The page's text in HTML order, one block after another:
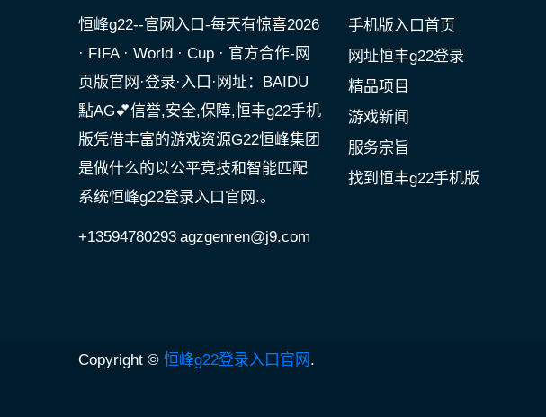
恒峰g22--官网入口-每天有惊喜2026
· FIFA · World · Cup · 官方合作-网
页版官网·登录·入口·网址：BAIDU
點AG💕信誉,安全,保障,恒丰g22手机
版凭借丰富的游戏资源G22恒峰集团
是做什么的以公平竞技和智能匹配
系统恒峰g22登录入口官网.。
+13594780293 agzgenren@j9.com
手机版入口首页
网址恒丰g22登录
精品项目
游戏新闻
服务宗旨
找到恒丰g22手机版
Copyright © 恒峰g22登录入口官网 .